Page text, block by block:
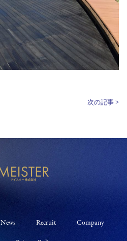
次の記事 >
News Recruit Company